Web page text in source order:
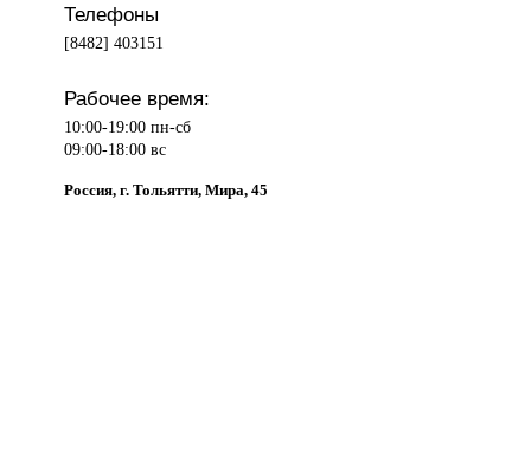
Телефоны
[8482] 403151
Рабочее время:
10:00-19:00 пн-сб
09:00-18:00 вс
Россия, г. Тольятти, Мира, 45